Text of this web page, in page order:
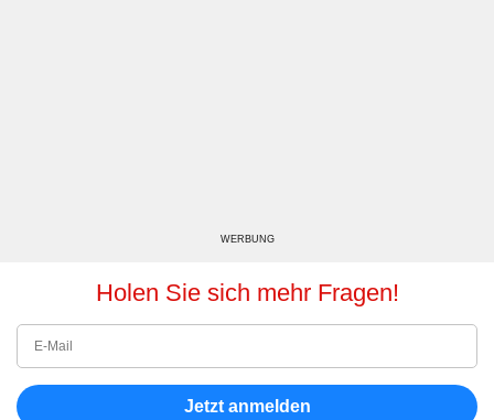
WERBUNG
Holen Sie sich mehr Fragen!
Jetzt anmelden